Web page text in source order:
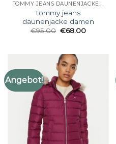
TOMMY JEANS DAUNENJACKE DAMEN
tommy jeans
daunenjacke damen
€95.00 €68.00
Angebot!